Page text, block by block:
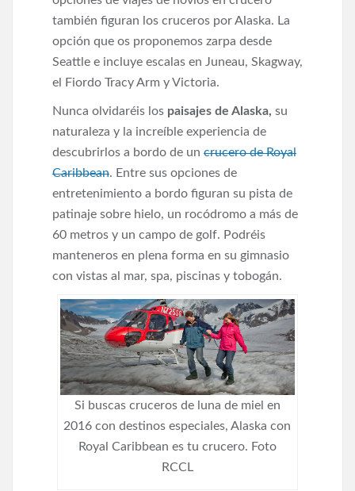
también figuran los cruceros por Alaska. La
opción que os proponemos zarpa desde
Seattle e incluye escalas en Juneau, Skagway,
el Fiordo Tracy Arm y Victoria.
Nunca olvidaréis los paisajes de Alaska, su
naturaleza y la increíble experiencia de
descubrirlos a bordo de un crucero de Royal
Caribbean. Entre sus opciones de
entretenimiento a bordo figuran su pista de
patinaje sobre hielo, un rocódromo a más de
60 metros y un campo de golf. Podréis
manteneros en plena forma en su gimnasio
con vistas al mar, spa, piscinas y tobogán.
Si buscas cruceros de luna de miel en
2016 con destinos especiales, Alaska con
Royal Caribbean es tu crucero. Foto
RCCL